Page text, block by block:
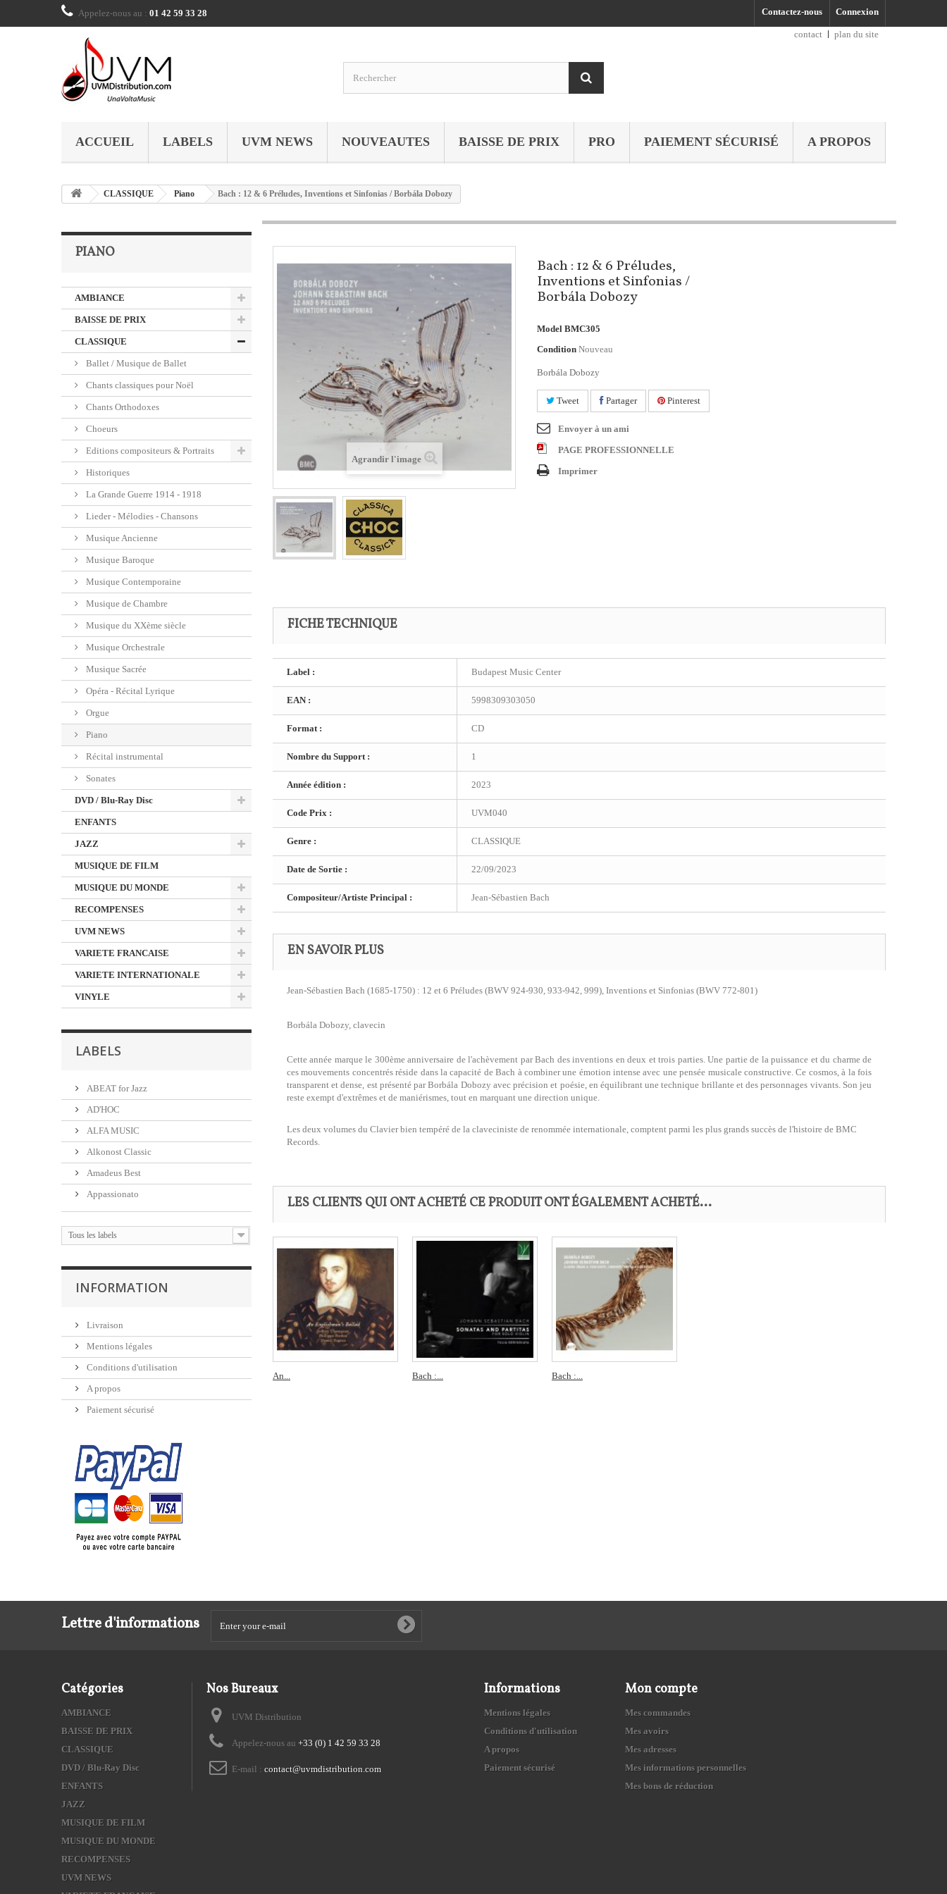
Connexion
Contactez-nous
Appelez-nous au : 01 42 59 33 28
contact
plan du site
ACCUEIL LABELS UVM NEWS NOUVEAUTES BAISSE DE PRIX PRO PAIEMENT SÉCURISÉ A PROPOS
CLASSIQUE Piano Bach : 12 & 6 Préludes, Inventions et Sinfonias / Borbála Dobozy
PIANO
AMBIANCE
BAISSE DE PRIX
CLASSIQUE
Ballet / Musique de Ballet
Chants classiques pour Noël
Chants Orthodoxes
Choeurs
Editions compositeurs & Portraits
Historiques
La Grande Guerre 1914 - 1918
Lieder - Mélodies - Chansons
Musique Ancienne
Musique Baroque
Musique Contemporaine
Musique de Chambre
Musique du XXème siècle
Musique Orchestrale
Musique Sacrée
Opéra - Récital Lyrique
Orgue
Piano
Récital instrumental
Sonates
DVD / Blu-Ray Disc
ENFANTS
JAZZ
MUSIQUE DE FILM
MUSIQUE DU MONDE
RECOMPENSES
UVM NEWS
VARIETE FRANCAISE
VARIETE INTERNATIONALE
VINYLE
LABELS
ABEAT for Jazz
AD'HOC
ALFA MUSIC
Alkonost Classic
Amadeus Best
Appassionato
Tous les labels
INFORMATION
Livraison
Mentions légales
Conditions d'utilisation
A propos
Paiement sécurisé
Agrandir l'image
Bach : 12 & 6 Préludes,
Inventions et Sinfonias /
Borbála Dobozy
Model BMC305
Condition Nouveau
Borbála Dobozy
Tweet Partager Pinterest
Envoyer à un ami
PAGE PROFESSIONNELLE
Imprimer
FICHE TECHNIQUE
Label : Budapest Music Center
EAN : 5998309303050
Format : CD
Nombre du Support : 1
Année édition : 2023
Code Prix : UVM040
Genre : CLASSIQUE
Date de Sortie : 22/09/2023
Compositeur/Artiste Principal : Jean-Sébastien Bach
EN SAVOIR PLUS
Jean-Sébastien Bach (1685-1750) : 12 et 6 Préludes (BWV 924-930, 933-942, 999), Inventions et Sinfonias (BWV 772-801)
Borbála Dobozy, clavecin
Cette année marque le 300ème anniversaire de l'achèvement par Bach des inventions en deux et trois parties. Une partie de la puissance et du charme de
ces mouvements concentrés réside dans la capacité de Bach à combiner une émotion intense avec une pensée musicale constructive. Ce cosmos, à la fois
transparent et dense, est présenté par Borbála Dobozy avec précision et poésie, en équilibrant une technique brillante et des personnages vivants. Son jeu
reste exempt d'extrêmes et de maniérismes, tout en marquant une direction unique.
Les deux volumes du Clavier bien tempéré de la claveciniste de renommée internationale, comptent parmi les plus grands succès de l'histoire de BMC
Records.
LES CLIENTS QUI ONT ACHETÉ CE PRODUIT ONT ÉGALEMENT ACHETÉ...
An... Bach :... Bach :...
Lettre d'informations
Catégories
AMBIANCE
BAISSE DE PRIX
CLASSIQUE
DVD / Blu-Ray Disc
ENFANTS
JAZZ
MUSIQUE DE FILM
MUSIQUE DU MONDE
RECOMPENSES
UVM NEWS
Nos Bureaux
UVM Distribution
Appelez-nous au +33 (0) 1 42 59 33 28
E-mail : contact@uvmdistribution.com
Informations
Mentions légales
Conditions d'utilisation
A propos
Paiement sécurisé
Mon compte
Mes commandes
Mes avoirs
Mes adresses
Mes informations personnelles
Mes bons de réduction